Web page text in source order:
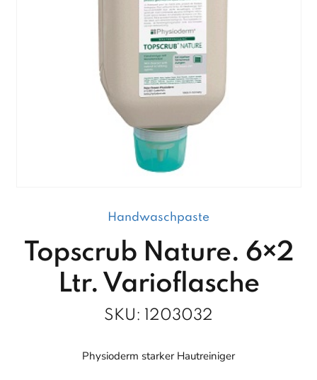
Handwaschpaste
Topscrub Nature. 6×2
Ltr. Varioflasche
SKU: 1203032
Physioderm starker Hautreiniger